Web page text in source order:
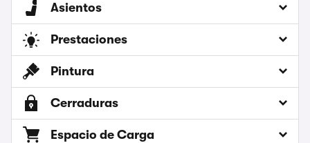
Asientos
Prestaciones
Pintura
Cerraduras
Espacio de Carga